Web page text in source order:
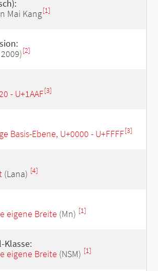
Mai Kang[1]
[2]
- U+1AAF[3]
Basis-Ebene, U+0000 - U+FFFF[3]
(Lana) [4]
eigene Breite (Mn) [1]
Klasse:
eigene Breite (NSM) [1]